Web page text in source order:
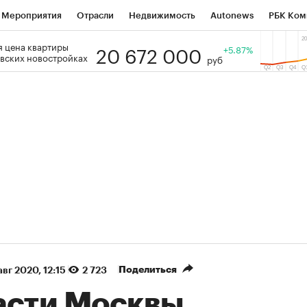
Мероприятия Отрасли Недвижимость Autonews РБК
РБК Образование Тренды
цена квартиры
новостройках
20 672 000 руб
+5.87%
2020, 12:15 2 723 Поделиться